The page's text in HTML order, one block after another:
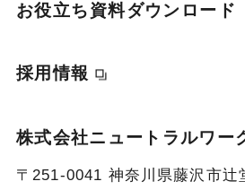
お役立ち資料ダウンロード
採用情報
株式会社ニュートラルワー
〒251-0041 神奈川県藤沢市辻